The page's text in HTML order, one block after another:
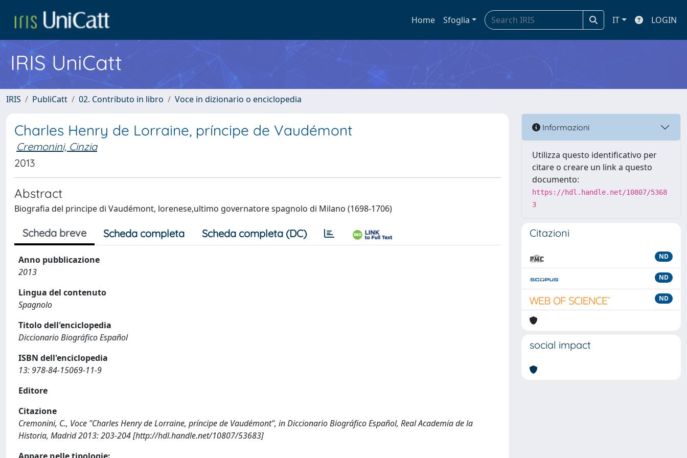
Home Sfoglia IT LOGIN
IRIS UniCatt
IRIS PubliCatt 02. Contributo in libro Voce in dizionario o enciclopedia
Charles Henry de Lorraine, príncipe de Vaudémont
Cremonini, Cinzia
2013
Abstract
Biografia del principe di Vaudémont, lorenese,ultimo governatore spagnolo di Milano (1698-1706)
Scheda breve Scheda completa Scheda completa (DC)
Anno pubblicazione
2013
Lingua del contenuto
Spagnolo
Titolo dell'enciclopedia
Diccionario Biográfico Español
ISBN dell'enciclopedia
13: 978-84-15069-11-9
Editore
Citazione
Cremonini, C., Voce "Charles Henry de Lorraine, príncipe de Vaudémont", in Diccionario Biográfico Español, Real Academia de la
Historia, Madrid 2013: 203-204 [http://hdl.handle.net/10807/53683]
Informazioni
Utilizza questo identificativo per
citare o creare un link a questo
documento:
https://hdl.handle.net/10807/5368
3
Citazioni
ND
ND
ND
social impact